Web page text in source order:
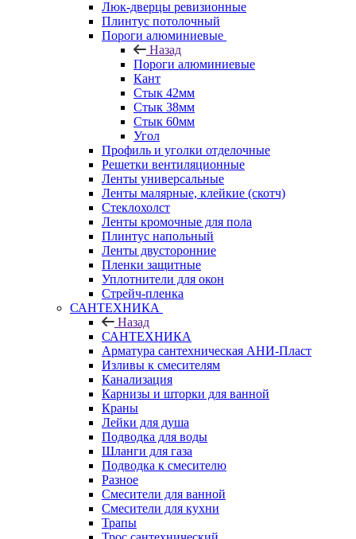
Люк-дверцы ревизионные
Плинтус потолочный
Пороги алюминиевые
Назад
Пороги алюминиевые
Кант
Стык 42мм
Стык 38мм
Стык 60мм
Угол
Профиль и уголки отделочные
Решетки вентиляционные
Ленты универсальные
Ленты малярные, клейкие (скотч)
Стеклохолст
Ленты кромочные для пола
Плинтус напольный
Ленты двусторонние
Пленки защитные
Уплотнители для окон
Стрейч-пленка
САНТЕХНИКА
Назад
САНТЕХНИКА
Арматура сантехническая АНИ-Пласт
Изливы к смесителям
Канализация
Карнизы и шторки для ванной
Краны
Лейки для душа
Подводка для воды
Шланги для газа
Подводка к смесителю
Разное
Смесители для ванной
Смесители для кухни
Трапы